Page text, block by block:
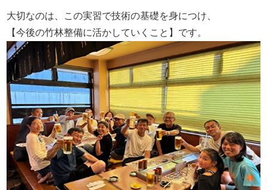
大切なのは、この実習で技術の基礎を身につけ、
【今後の竹林整備に活かしていくこと】です。